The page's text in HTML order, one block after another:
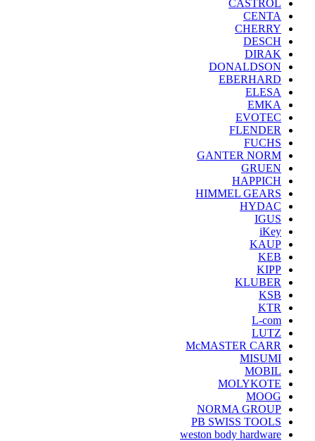
CASTROL
CENTA
CHERRY
DESCH
DIRAK
DONALDSON
EBERHARD
ELESA
EMKA
EVOTEC
FLENDER
FUCHS
GANTER NORM
GRUEN
HAPPICH
HIMMEL GEARS
HYDAC
IGUS
iKey
KAUP
KEB
KIPP
KLUBER
KSB
KTR
L-com
LUTZ
McMASTER CARR
MISUMI
MOBIL
MOLYKOTE
MOOG
NORMA GROUP
PB SWISS TOOLS
weston body hardware